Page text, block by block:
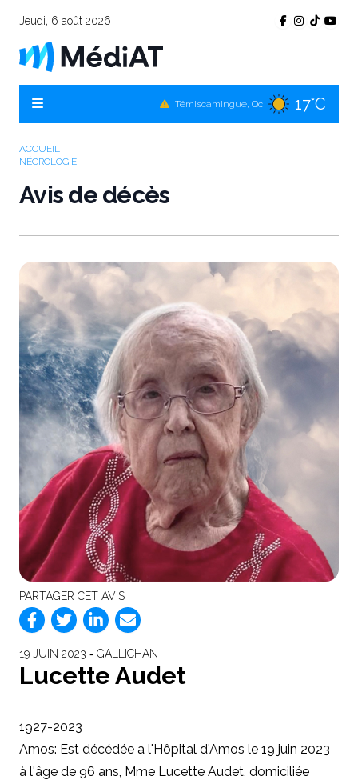
Jeudi, 6 août 2026
La Sarre, Qc 18°C
ACCUEIL
NÉCROLOGIE
Avis de décès
PARTAGER CET AVIS
19 JUIN 2023 ‐ GALLICHAN
Lucette Audet
1927-2023
Amos: Est décédée a l'Hôpital d'Amos le 19 juin 2023
à l'âge de 96 ans, Mme Lucette Audet, domiciliée